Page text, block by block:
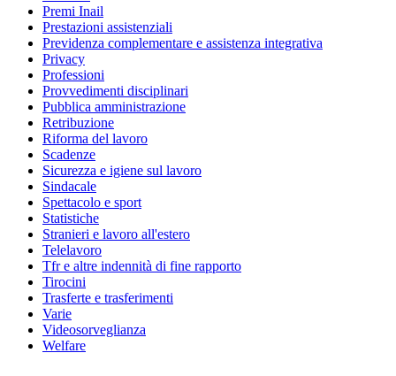
Premi Inail
Prestazioni assistenziali
Previdenza complementare e assistenza integrativa
Privacy
Professioni
Provvedimenti disciplinari
Pubblica amministrazione
Retribuzione
Riforma del lavoro
Scadenze
Sicurezza e igiene sul lavoro
Sindacale
Spettacolo e sport
Statistiche
Stranieri e lavoro all'estero
Telelavoro
Tfr e altre indennità di fine rapporto
Tirocini
Trasferte e trasferimenti
Varie
Videosorveglianza
Welfare